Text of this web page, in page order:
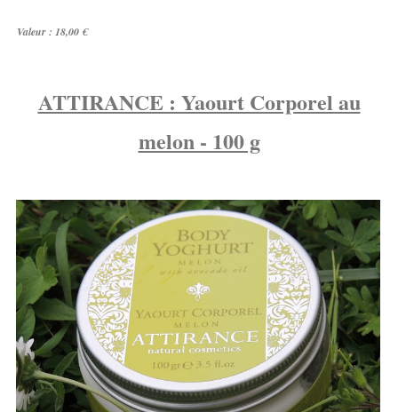
Valeur : 18,00 €
ATTIRANCE : Yaourt Corporel au
melon - 100 g